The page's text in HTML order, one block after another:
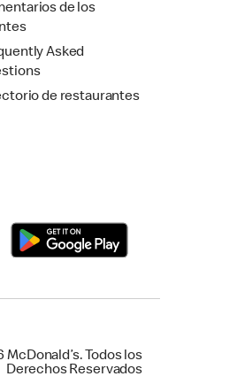
de los
Asked
de restaurantes
McDonald’s. Todos los
Derechos Reservados